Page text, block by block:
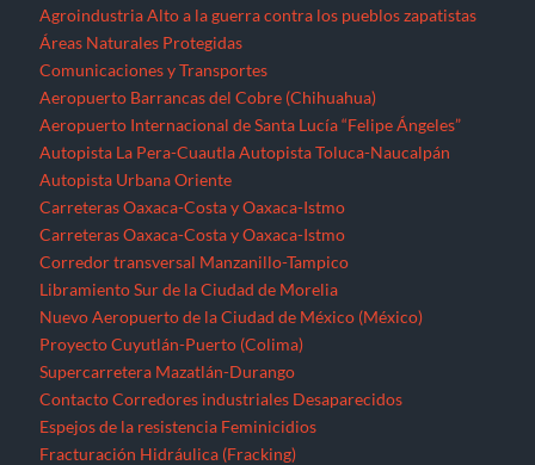
Nuevo Aeropuerto de la Ciudad de México (México)
Proyecto Cuyutlán-Puerto (Colima)
Supercarretera Mazatlán-Durango
ContactoCorredores industrialesDesaparecidos
Espejos de la resistenciaFeminicidios
Fracturación Hidráulica (Fracking)
Hidrocarburos
Gasoducto Jaltipan – Salina Cruz
Gasoducto Salina Cruz – TapachulaGasoducto Tuxpan – Tula
Proyecto Aceites Terciarios del Golfo (Veracruz y Puebla)
Sistema de Transporte de Gas Natural Norte-Noroeste
Home JornalerosMEGAPROYECTOSMichoacánMigrantes
Militarización
Minería
Minería en el Cerro de San Pedro
Minería en el Istmo de Tehuantepec
MorelosNayaritNOTICIASNoticias Nacionales